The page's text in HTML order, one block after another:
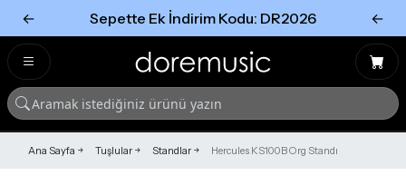
← Sepette Ek İndirim Kodu: DR2026 ←
Ana Sayfa Tuşlular Standlar Hercules KS100B Org Standı
Tümünü Gör
Tümünü gör